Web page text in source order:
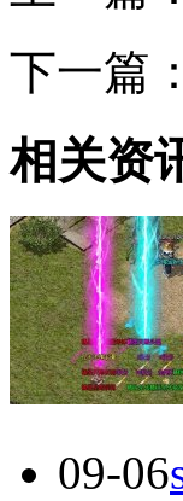
下一篇：
相关资
09-06